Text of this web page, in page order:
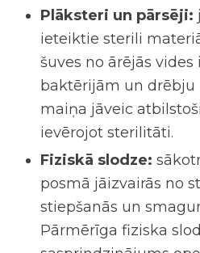
Plāksteri un pārsēji:
ieteiktie sterili
šuves no ārējās vides
baktērijām un drēbju
maiņa jāveic
ievērojot sterilitāti.
Fiziskā slodze:
posmā jāizvairās no
stiepšanās un
Pārmērīga fiziska